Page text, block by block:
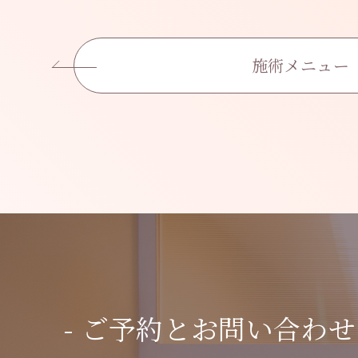
施術メニュー
- ご予約とお問い合わ